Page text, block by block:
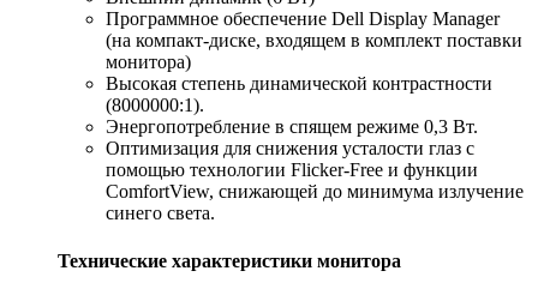
Программное обеспечение Dell Display Manager
(на компакт-диске, входящем в комплект поставки
монитора)
Высокая степень динамической контрастности
(8000000:1).
Энергопотребление в спящем режиме 0,3 Вт.
Оптимизация для снижения усталости глаз с
помощью технологии Flicker-Free и функции
ComfortView, снижающей до минимума излучение
синего света.
Технические характеристики монитора